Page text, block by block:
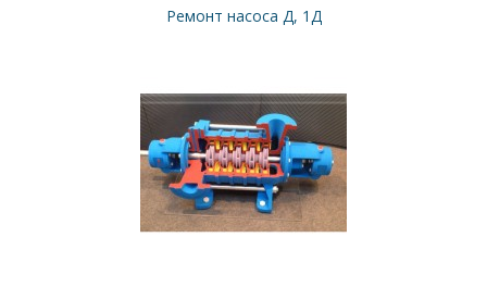
Ремонт насоса Д, 1Д